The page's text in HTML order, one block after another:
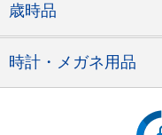
歳時品
時計・メガネ用品